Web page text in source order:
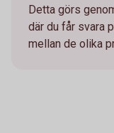
Detta görs
där du får svara
mellan de olika